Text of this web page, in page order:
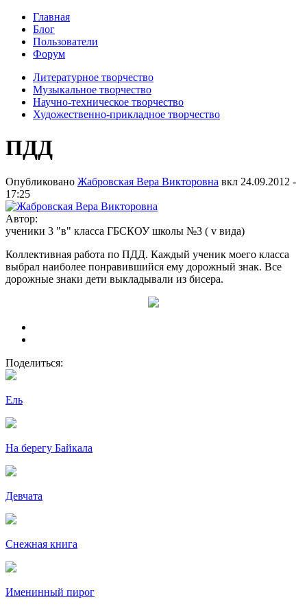
Главная
Блог
Пользователи
Форум
Литературное творчество
Музыкальное творчество
Научно-техническое творчество
Художественно-прикладное творчество
ПДД
Опубликовано Жабровская Вера Викторовна вкл 24.09.2012 -
17:25
Автор:
ученики 3 "в" класса ГБСКОУ школы №3 ( v вида)
Коллективная работа по ПДД. Каждый ученик моего класса
выбрал наиболее понравившийся ему дорожный знак. Все
дорожные знаки дети выкладывали из бисера.
Поделиться:
Ель
На берегу Байкала
Девчата
Снежная книга
Именинный пирог